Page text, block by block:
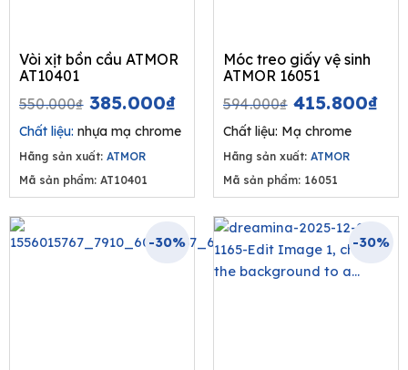
Vòi xịt bồn cầu ATMOR
AT10401
550.000₫ Original
price
was:
550.000₫.
385.000₫Current
is:
385.000₫.
Chất liệu: nhựa mạ chrome
Hãng sản xuất: ATMOR
Mã sản phẩm: AT10401
Móc treo giấy vệ sinh
ATMOR 16051
594.000₫ Original
price
was:
594.000₫.
415.800₫
Chất liệu: Mạ chrome
Hãng sản xuất: ATMOR
Mã sản phẩm: 16051
-30% -30%